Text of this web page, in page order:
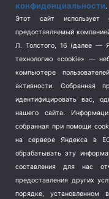
Спорт (740)
Терроризм (1)
Транспорт (262)
Туризм (178)
Флот (76)
Школа и спорт (2)
Экология (8)
Экономика (1172)
конфиденциальности.
Этот сайт использует
предоставляемый
Л. Толстого, 16 (далее —
технологию «cookie» —
компьютере
активности.
Собранная
идентифицировать вас,
нашего сайта.
собранная при помощи
на сервере Яндекса в
обрабатывать эту
составления для нас
предоставления других
порядке, установленном